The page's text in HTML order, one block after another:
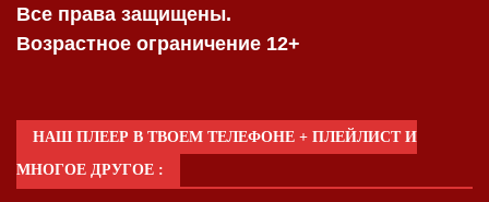
Все права защищены.
Возрастное ограничение 12+
НАШ ПЛЕЕР В ТВОЕМ ТЕЛЕФОНЕ + ПЛЕЙЛИСТ И
МНОГОЕ ДРУГОЕ :